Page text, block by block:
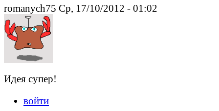
romanych75 Ср, 17/10/2012 - 01:02
Идея супер!
войти